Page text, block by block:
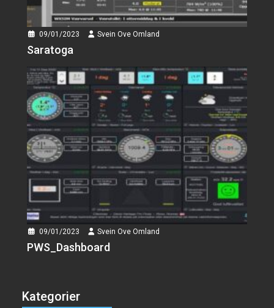
09/01/2023 Svein Ove Omland
Saratoga
09/01/2023 Svein Ove Omland
PWS_Dashboard
Kategorier